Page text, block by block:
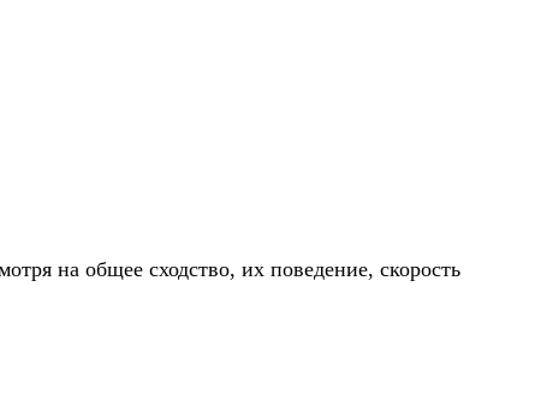
на общее сходство, их поведение, скорость